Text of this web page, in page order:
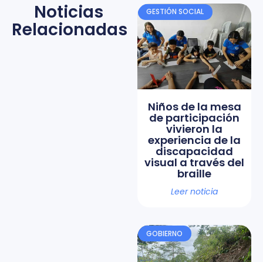
Noticias
Relacionadas
GESTIÓN SOCIAL
Niños de la mesa
de participación
vivieron la
experiencia de la
discapacidad
visual a través del
braille
Leer noticia
GOBIERNO